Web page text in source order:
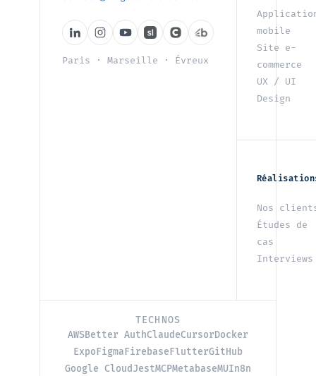
Paris · Marseille · Évreux
mobile
Site e-
commerce
UX / UI
Design
Nos
Études de
cas
Interviews
TECHNOS
AWSBetter AuthClaudeCursorDocker
Expo Figma Firebase FlutterGitHub
Google CloudJestMCPMetabaseMUIn8n